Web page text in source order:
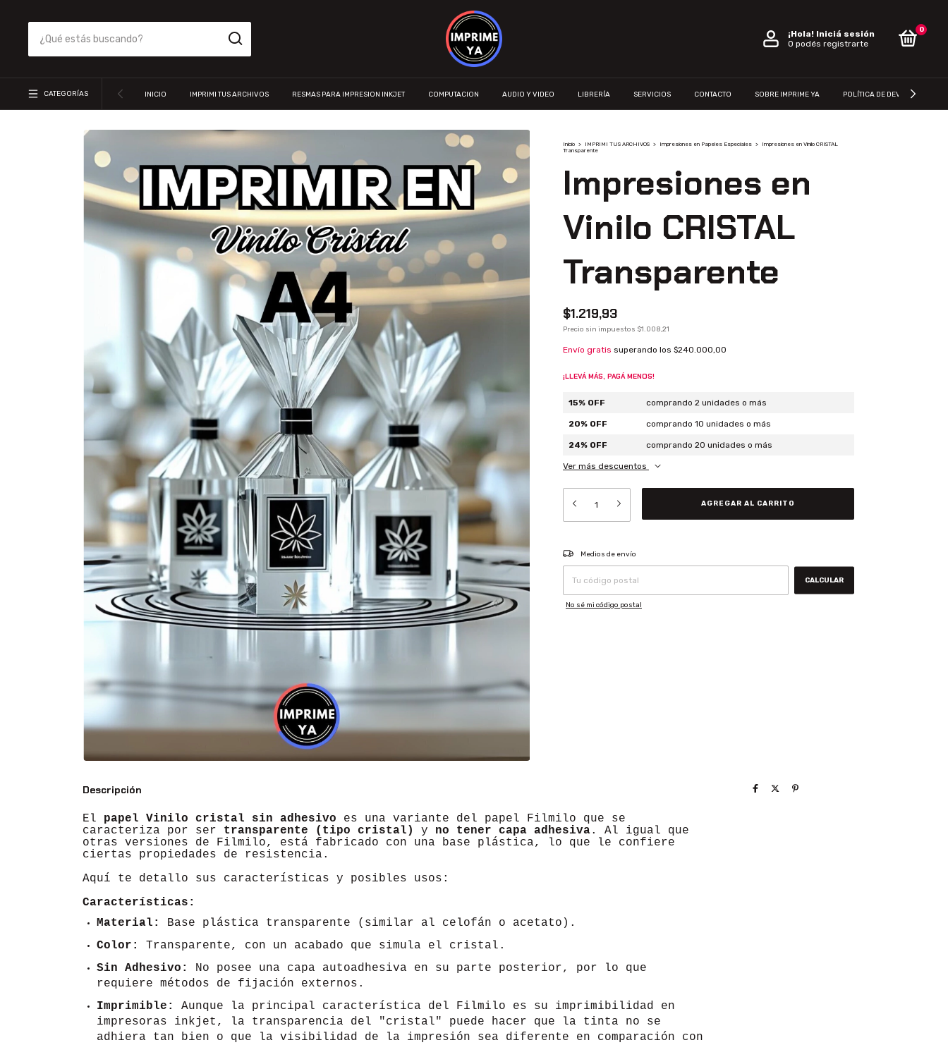
¡Hola! Iniciá sesión
O podés registrarte
0
CATEGORÍAS INICIO IMPRIMI TUS ARCHIVOS RESMAS PARA IMPRESION INKJET COMPUTACION AUDIO Y VIDEO LIBRERÍA SERVICIOS CONTACTO SOBRE IMPRIME YA POLÍTICA DE DEVOLUCIÓN
Inicio > IMPRIMI TUS ARCHIVOS > Impresiones en Papeles Especiales >
Impresiones en Vinilo CRISTAL
Transparente
Impresiones en
Vinilo CRISTAL
Transparente
$1.219,93
Precio sin impuestos $1.008,21
Envío gratis superando los $240.000,00
¡LLEVÁ MÁS, PAGÁ MENOS!
15% OFF comprando 2 unidades o más
20% OFF comprando 10 unidades o más
24% OFF comprando 20 unidades o más
Ver más descuentos
Entregas para el CP:
Medios de envío
CALCULAR
No sé mi código postal
Descripción
El papel Vinilo cristal sin adhesivo es una variante del papel Filmilo que se
caracteriza por ser transparente (tipo cristal) y no tener capa adhesiva. Al igual que
otras versiones de Filmilo, está fabricado con una base plástica, lo que le confiere
ciertas propiedades de resistencia.
Aquí te detallo sus características y posibles usos:
Características:
Material:
Base plástica transparente (similar al celofán o acetato).
Color:
Transparente, con un acabado que simula el cristal.
Sin Adhesivo:
No posee una capa autoadhesiva en su parte posterior, por lo que
requiere métodos de fijación externos.
Imprimible:
Aunque la principal característica del Filmilo es su imprimibilidad en
impresoras inkjet, la transparencia del "cristal" puede hacer que la tinta no se
adhiera tan bien o que la visibilidad de la impresión sea diferente en comparación con